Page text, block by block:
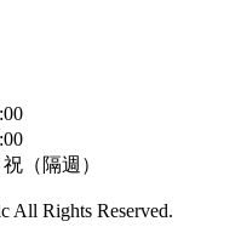
（隔週）
All Rights Reserved.